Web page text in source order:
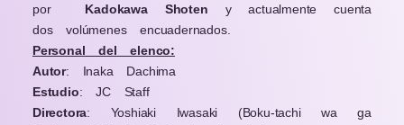
por Kadokawa Shoten y actualmente cuenta
dos volúmenes encuadernados.
Personal del elenco:
Autor: Inaka Dachima
Estudio: JC Staff
Directora: Yoshiaki Iwasaki (Boku-tachi wa ga